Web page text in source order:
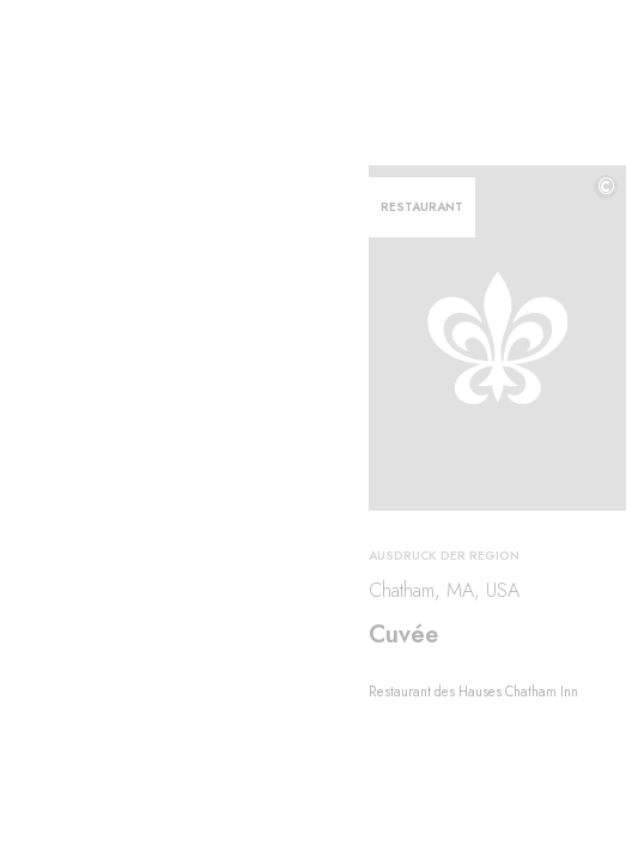
RESTAURANT
©
AUSDRUCK DER REGION
Chatham, MA, USA
Cuvée
Restaurant des Hauses Chatham Inn